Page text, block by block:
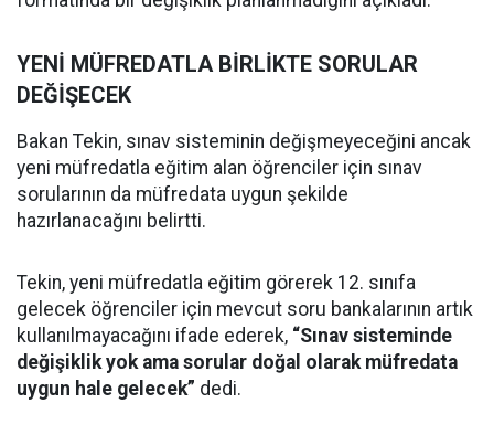
YENİ MÜFREDATLA BİRLİKTE SORULAR
DEĞİŞECEK
Bakan Tekin, sınav sisteminin değişmeyeceğini ancak
yeni müfredatla eğitim alan öğrenciler için sınav
sorularının da müfredata uygun şekilde
hazırlanacağını belirtti.
Tekin, yeni müfredatla eğitim görerek 12. sınıfa
gelecek öğrenciler için mevcut soru bankalarının artık
kullanılmayacağını ifade ederek, “Sınav sisteminde
değişiklik yok ama sorular doğal olarak müfredata
uygun hale gelecek” dedi.